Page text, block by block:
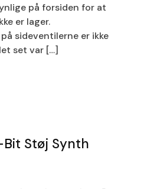
på forsiden for at
er lager.
sideventilerne er ikke
set var […]
Støj Synth